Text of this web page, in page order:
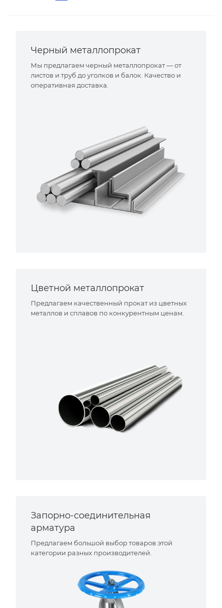
Черный металлопрокат
Мы предлагаем черный металлопрокат — от
листов и труб до уголков и балок. Качество и
оперативная доставка.
Цветной металлопрокат
Предлагаем качественный прокат из цветных
металлов и сплавов по конкурентным ценам.
Запорно-соединительная
арматура
Предлагаем большой выбор товаров этой
категории разных производителей.